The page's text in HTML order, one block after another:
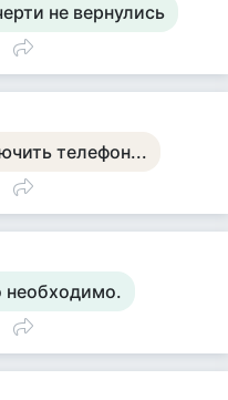
не вернулись
телефон...
необходимо.